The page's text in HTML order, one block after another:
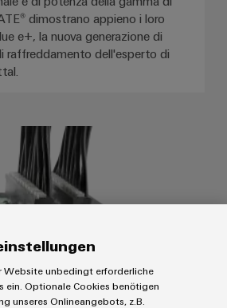
dimostrano appieno i loro
e+, la nuova generazione di
raffreddamento dell'esperto di
Abaled - Comando della
Website unbedingt erforderliche
ein. Optionale Cookies benötigen
unseres Onlineangebots, z.B.